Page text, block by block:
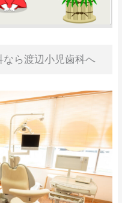
ら渡辺小児歯科へ